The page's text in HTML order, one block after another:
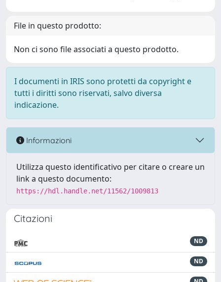
File in questo prodotto:
Non ci sono file associati a questo prodotto.
I documenti in IRIS sono protetti da copyright e
tutti i diritti sono riservati, salvo diversa
indicazione.
Informazioni
Utilizza questo identificativo per citare o creare un
link a questo documento:
https://hdl.handle.net/11562/1009813
Citazioni
ND
ND